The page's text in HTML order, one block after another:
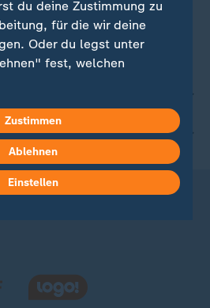
du deine Zustimmung zu
für die wir deine
Oder du legst unter
fest, welchen
Wirkung für die Zukunft
widerrufen oder ändern.
findest du in unserer
Zustimmen
Ablehnen
Einstellen